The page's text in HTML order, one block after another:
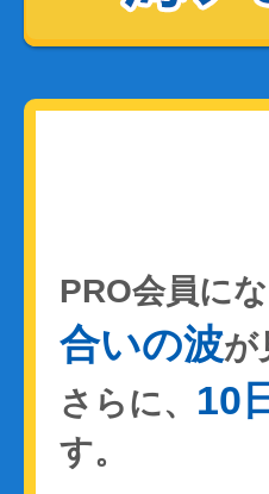
PRO会員にな
合いの波が
さらに、 10
す。